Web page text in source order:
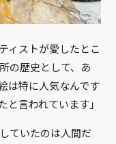
ィストが愛したとこ
の歴史として、あ
は特に人気なんです
と言われています」
ていたのは人間だ